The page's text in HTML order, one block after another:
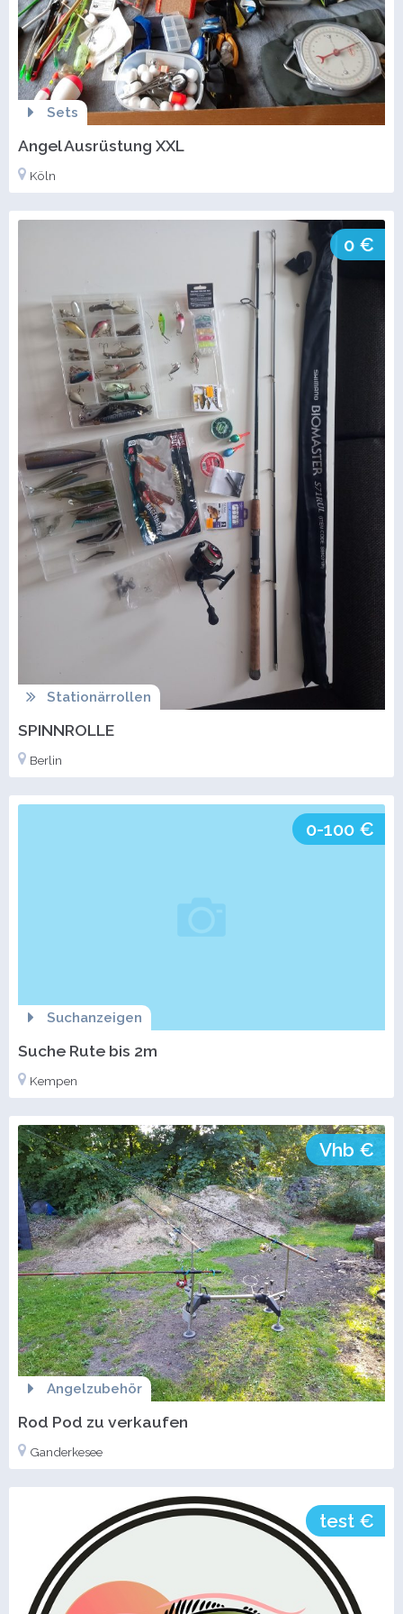
Sets
Angel Ausrüstung XXL
Köln
0 €
Stationärrollen
SPINNROLLE
Berlin
0-100 €
Suchanzeigen
Suche Rute bis 2m
Kempen
Vhb €
Angelzubehör
Rod Pod zu verkaufen
Ganderkesee
test €